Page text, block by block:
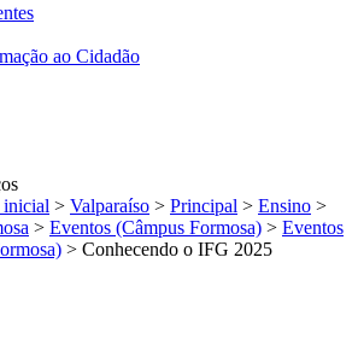
ao Cidadão
inicial > Valparaíso > Principal > Ensino >
> Eventos (Câmpus Formosa) > Eventos
> Conhecendo o IFG 2025